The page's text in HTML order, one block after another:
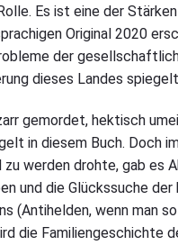
Es ist eine der
Original 2020
der
dieses Landes
gemordet, hektisch
in diesem Buch. Doch
zu werden drohte, gab es
und die Glückssuche der
(Antihelden, wenn man
die Familiengeschichte